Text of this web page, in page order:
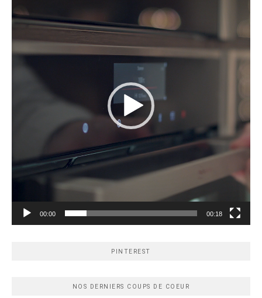
00:00 00:18
PINTEREST
NOS DERNIERS COUPS DE COEUR